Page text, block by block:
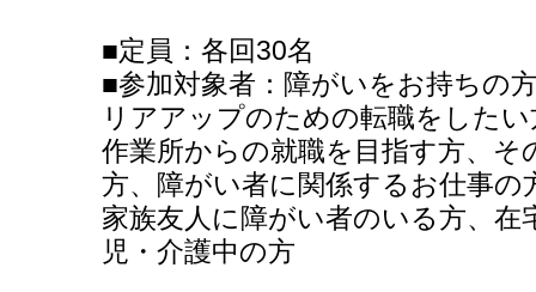
■定員：各回30名
■参加対象者：障がいをお持ちの
リアアップのための転職をしたい
作業所からの就職を目指す方、そ
方、障がい者に関係するお仕事の
家族友人に障がい者のいる方、在
児・介護中の方